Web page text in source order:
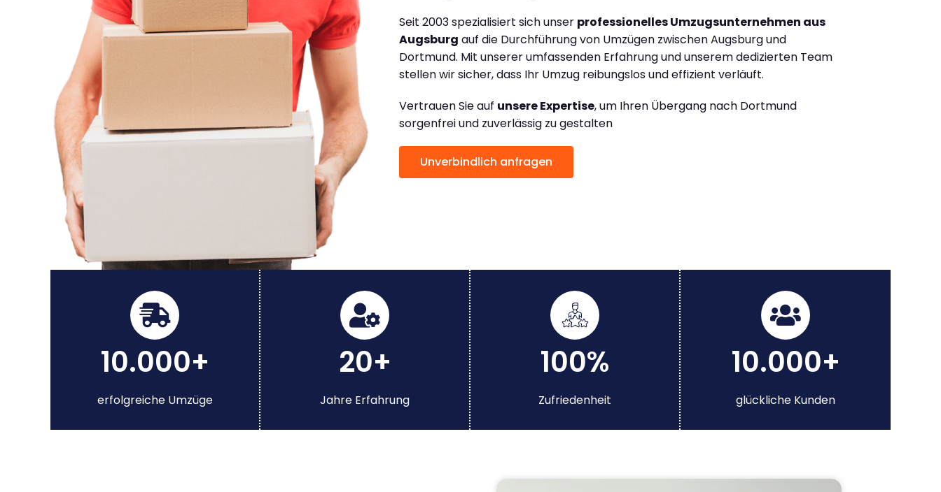
Seit 2003 spezialisiert sich unser professionelles Umzugsunternehmen aus
Augsburg auf die Durchführung von Umzügen zwischen Augsburg und
Dortmund. Mit unserer umfassenden Erfahrung und unserem dedizierten Team
stellen wir sicher, dass Ihr Umzug reibungslos und effizient verläuft.
Vertrauen Sie auf unsere Expertise, um Ihren Übergang nach Dortmund
sorgenfrei und zuverlässig zu gestalten
Unverbindlich anfragen
10.000+
erfolgreiche Umzüge
20+
Jahre Erfahrung
100%
Zufriedenheit
10.000+
glückliche Kunden